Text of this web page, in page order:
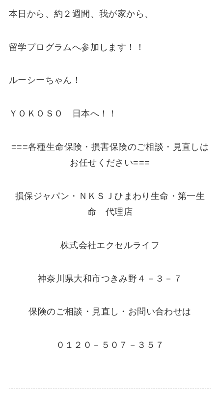
本日から、約２週間、我が家から、
留学プログラムへ参加します！！
ルーシーちゃん！
ＹＯＫＯＳＯ 日本へ！！
===各種生命保険・損害保険のご相談・見直しは
お任せください===
損保ジャパン・ＮＫＳＪひまわり生命・第一生
命 代理店
株式会社エクセルライフ
神奈川県大和市つきみ野４－３－７
保険のご相談・見直し・お問い合わせは
０１２０－５０７－３５７